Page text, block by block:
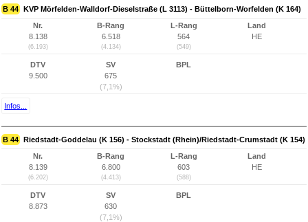
B 44 KVP Mörfelden-Walldorf-Dieselstraße (L 3113) - Büttelborn-Worfelden (K 164)
Nr.
8.138
(6.193)
B-Rang
6.518
(4.134)
L-Rang
564
(549)
Land
HE
DTV
9.500
SV
675
(7,1%)
BPL
Infos...
B 44 Riedstadt-Goddelau (K 156) - Stockstadt (Rhein)/Riedstadt-Crumstadt (K 154)
Nr.
8.139
(6.202)
B-Rang
6.800
(4.413)
L-Rang
603
(588)
Land
HE
DTV
8.873
SV
630
(7,1%)
BPL